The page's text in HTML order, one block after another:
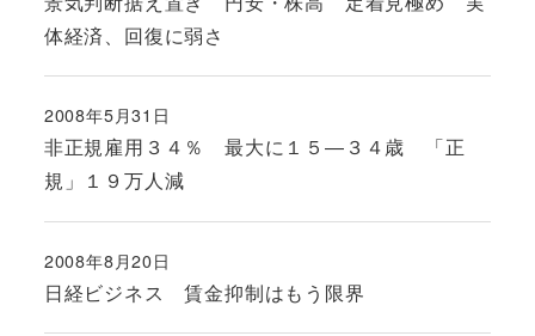
体経済、回復に弱さ
非正規雇用３４％ 最大に１５―３４歳 「正
規」１９万人減
投稿日
2008年5月31日
日経ビジネス 賃金抑制はもう限界
投稿日
2008年8月20日